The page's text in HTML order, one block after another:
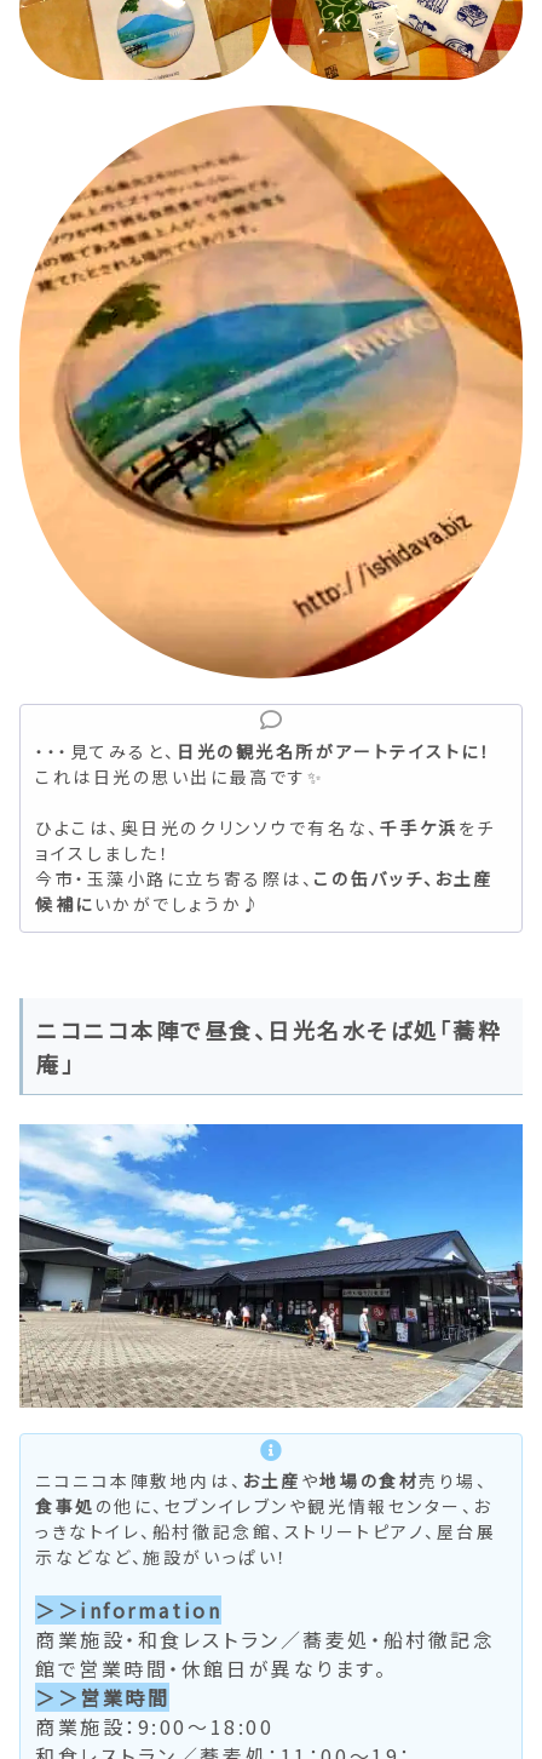
・・・見てみると、 日光の観光名所がアートテイストに！
これは日光の思い出に最高です✨
ひよこは、奥日光のクリンソウで有名な、 千手ケ浜 をチ
ョイスしました！
今市・玉藻小路に立ち寄る際は、 この缶バッチ、お土産
候補にいかがでしょうか♪
ニコニコ本陣で昼食、日光名水そば処「蕎粋
庵」
ニコニコ本陣敷地内は、 お土産 や地場の食材売り場、
食事処 の他に、セブンイレブンや観光情報センター、お
っきなトイレ、船村徹記念館、ストリートピアノ、屋台展
示などなど、施設がいっぱい！
＞＞information
商業施設・和食レストラン／蕎麦処・ 船村徹記念
館で営業時間・休館日が異なります。
＞＞営業時間
商業施設：9:00～18:00